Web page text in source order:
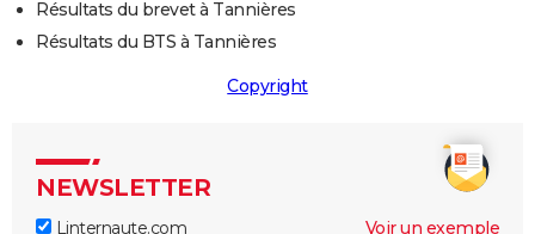
Résultats du brevet à Tannières
Résultats du BTS à Tannières
Copyright
NEWSLETTER
Linternaute.com Voir un exemple